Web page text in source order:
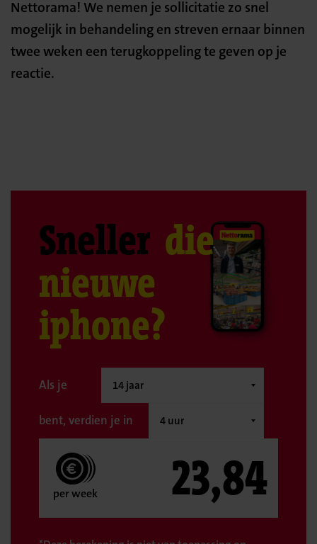
Nettorama! We nemen je sollicitatie zo snel
mogelijk in behandeling en streven ernaar binnen
twee weken een terugkoppeling te geven op je
reactie.
Sneller die
nieuwe
iphone?
Als je
bent, verdien je in
per week 23,84